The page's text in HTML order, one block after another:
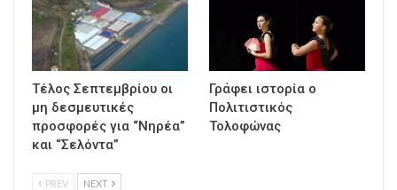
Τέλος Σεπτεμβρίου οι
μη δεσμευτικές
προσφορές για “Νηρέα”
και “Σελόντα”
Γράφει ιστορία ο
Πολιτιστικός
Τολοφώνας
PREV NEXT